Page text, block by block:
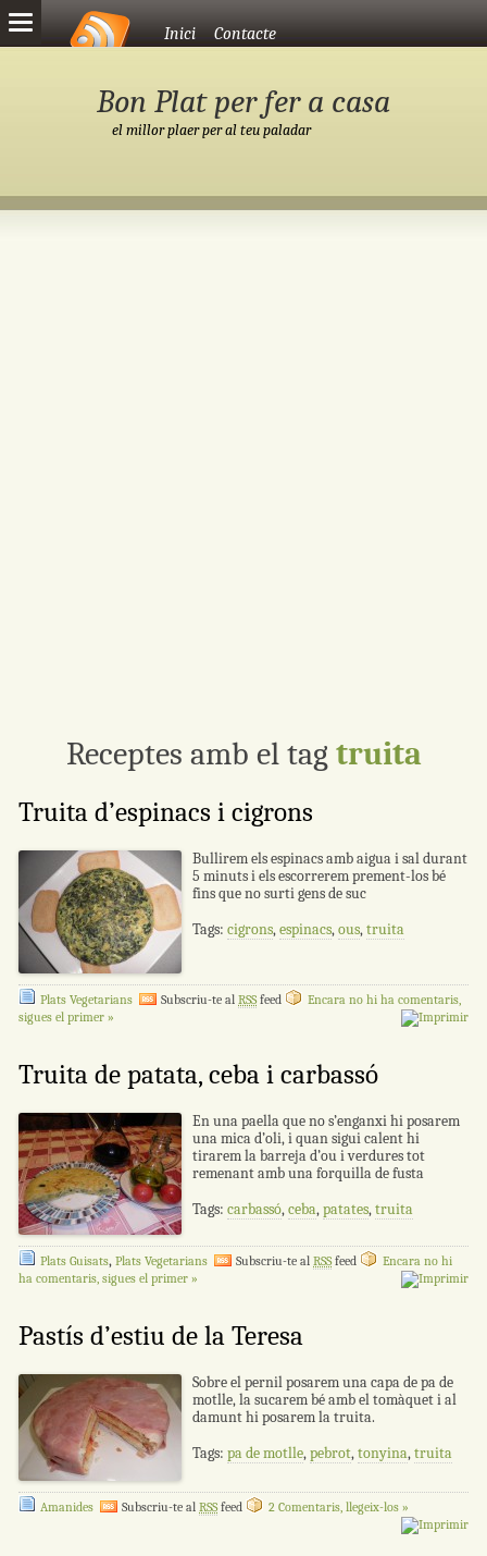
Vés al contingutInici Contacte
Bon Plat per fer a casa
el millor plaer per al teu paladar
Receptes amb el tag truita
Truita d’espinacs i cigrons
Bullirem els espinacs amb aigua i sal durant
5 minuts i els escorrerem prement-los bé
fins que no surti gens de suc
Tags: cigrons,espinacs,ous,truita
Plats Vegetarians Subscriu-te al RSSfeed
Encara no hi ha comentaris,
sigues el primer »
Truita de patata, ceba i carbassó
En una paella que no s’enganxi hi posarem
una mica d’oli, i quan sigui calent hi
tirarem la barreja d’ou i verdures tot
remenant amb una forquilla de fusta
Tags: carbassó,ceba,patates,truita
Plats Guisats, Plats Vegetarians Subscriu-te al RSSfeed
Encara no hi
ha comentaris, sigues el primer »
Pastís d’estiu de la Teresa
Sobre el pernil posarem una capa de pa de
motlle, la sucarem bé amb el tomàquet i al
damunt hi posarem la truita.
Tags: pa de motlle,pebrot,tonyina,truita
Amanides Subscriu-te al RSSfeed 2 Comentaris, llegeix-los »